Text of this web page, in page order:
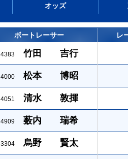
オッズ
ボートレーサー レ
4383 竹田 吉行
4000 松本 博昭
4051 清水 敦揮
4909 薮内 瑞希
3304 烏野 賢太